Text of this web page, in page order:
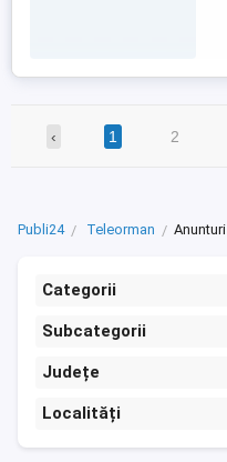
‹ 1 2
Publi24 Teleorman Anunturi
Categorii
Subcategorii
Județe
Localități